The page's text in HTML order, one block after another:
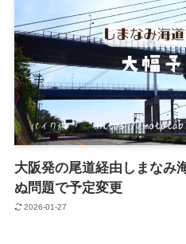
大阪発の尾道経由しまなみ
ぬ問題で予定変更
2026-01-27